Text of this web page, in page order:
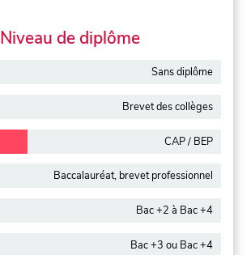
Niveau de diplôme
Sans diplôme
Brevet des collèges
CAP / BEP
Baccalauréat, brevet professionnel
Bac +2 à Bac +4
Bac +3 ou Bac +4